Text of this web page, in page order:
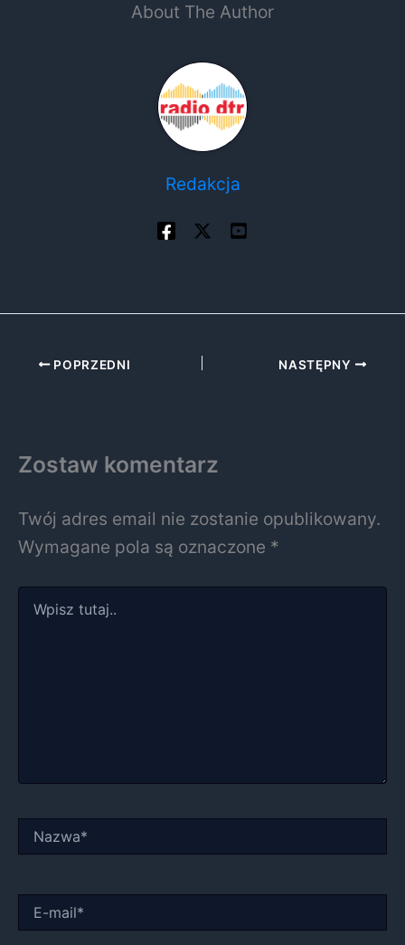
About The Author
Redakcja
POPRZEDNI NASTĘPNY
Zostaw komentarz
Twój adres email nie zostanie opublikowany.
Wymagane pola są oznaczone *
tutaj..
mail*